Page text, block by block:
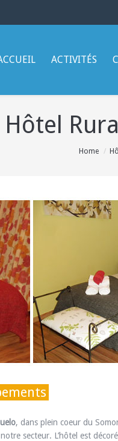
ACTIVITÉS
Hôtel
Home
, dans plein coeur du
secteur. L’hôtel est